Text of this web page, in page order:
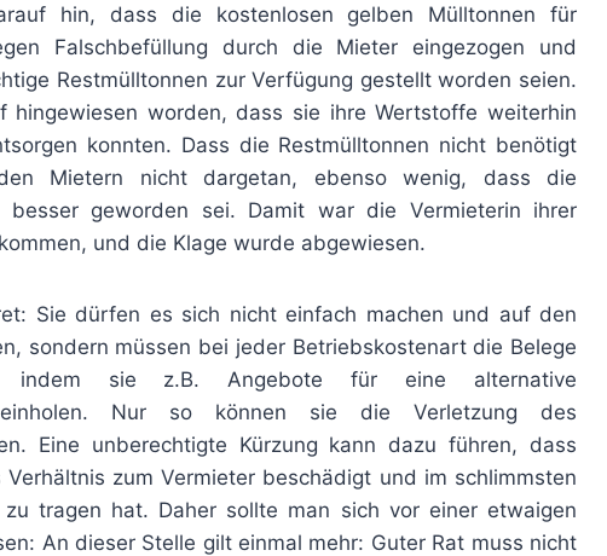
hin, dass die kostenlosen gelben Mülltonnen für
Falschbefüllung durch die Mieter eingezogen und
Restmülltonnen zur Verfügung gestellt worden seien.
hingewiesen worden, dass sie ihre Wertstoffe weiterhin
konnten. Dass die Restmülltonnen nicht benötigt
Mietern nicht dargetan, ebenso wenig, dass die
besser geworden sei. Damit war die Vermieterin ihrer
und die Klage wurde abgewiesen.
Sie dürfen es sich nicht einfach machen und auf den
sondern müssen bei jeder Betriebskostenart die Belege
indem sie z.B. Angebote für eine alternative
einholen. Nur so können sie die Verletzung des
Eine unberechtigte Kürzung kann dazu führen, dass
zum Vermieter beschädigt und im schlimmsten
tragen hat. Daher sollte man sich vor einer etwaigen
An dieser Stelle gilt einmal mehr: Guter Rat muss nicht